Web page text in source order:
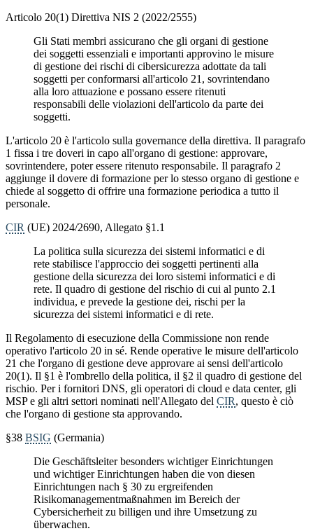
Articolo 20(1) Direttiva NIS 2 (2022/2555)
Gli Stati membri assicurano che gli organi di gestione
dei soggetti essenziali e importanti approvino le misure
di gestione dei rischi di cibersicurezza adottate da tali
soggetti per conformarsi all'articolo 21, sovrintendano
alla loro attuazione e possano essere ritenuti
responsabili delle violazioni dell'articolo da parte dei
soggetti.
L'articolo 20 è l'articolo sulla governance della direttiva. Il paragrafo
1 fissa i tre doveri in capo all'organo di gestione: approvare,
sovrintendere, poter essere ritenuto responsabile. Il paragrafo 2
aggiunge il dovere di formazione per lo stesso organo di gestione e
chiede al soggetto di offrire una formazione periodica a tutto il
personale.
CIR (UE) 2024/2690, Allegato §1.1
La politica sulla sicurezza dei sistemi informatici e di
rete stabilisce l'approccio dei soggetti pertinenti alla
gestione della sicurezza dei loro sistemi informatici e di
rete. Il quadro di gestione del rischio di cui al punto 2.1
individua, e prevede la gestione dei, rischi per la
sicurezza dei sistemi informatici e di rete.
Il Regolamento di esecuzione della Commissione non rende
operativo l'articolo 20 in sé. Rende operative le misure dell'articolo
21 che l'organo di gestione deve approvare ai sensi dell'articolo
20(1). Il §1 è l'ombrello della politica, il §2 il quadro di gestione del
rischio. Per i fornitori DNS, gli operatori di cloud e data center, gli
MSP e gli altri settori nominati nell'Allegato del CIR, questo è ciò
che l'organo di gestione sta approvando.
§38 BSIG (Germania)
Die Geschäftsleiter besonders wichtiger Einrichtungen
und wichtiger Einrichtungen haben die von diesen
Einrichtungen nach § 30 zu ergreifenden
Risikomanagementmaßnahmen im Bereich der
Cybersicherheit zu billigen und ihre Umsetzung zu
überwachen.